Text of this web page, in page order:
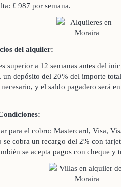
£ 987 por semana.
del alquiler:
superior a 12 semanas antes del
un depósito del 20% del importe
y el saldo pagadero será
para el cobro: Mastercard, Visa,
se cobra un recargo del 2% con
se acepta pagos con cheque y